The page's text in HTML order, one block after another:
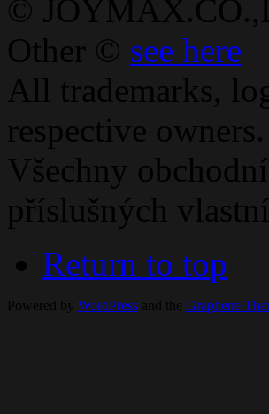
©
Other © see here
All trademarks,
respective owners.
Všechny
příslušných
Return to top
Powered by WordPress and the Graphene